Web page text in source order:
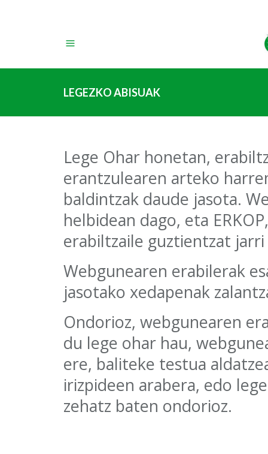
LEGEZKO ABISUAK
Lege Ohar honetan,
erantzulearen arteko
baldintzak daude jasota.
helbidean dago, eta
erabiltzaile guztientzat
Webgunearen erabilerak
jasotako xedapenak
Ondorioz, webgunearen
du lege ohar hau,
ere, baliteke testua
irizpideen arabera, edo
zehatz baten ondorioz.